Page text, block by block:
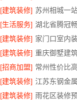
[建筑装修]
[生活服务]
[建筑装修]
[建筑装修]
[招商加盟]
[建筑装修]
[建筑装修]